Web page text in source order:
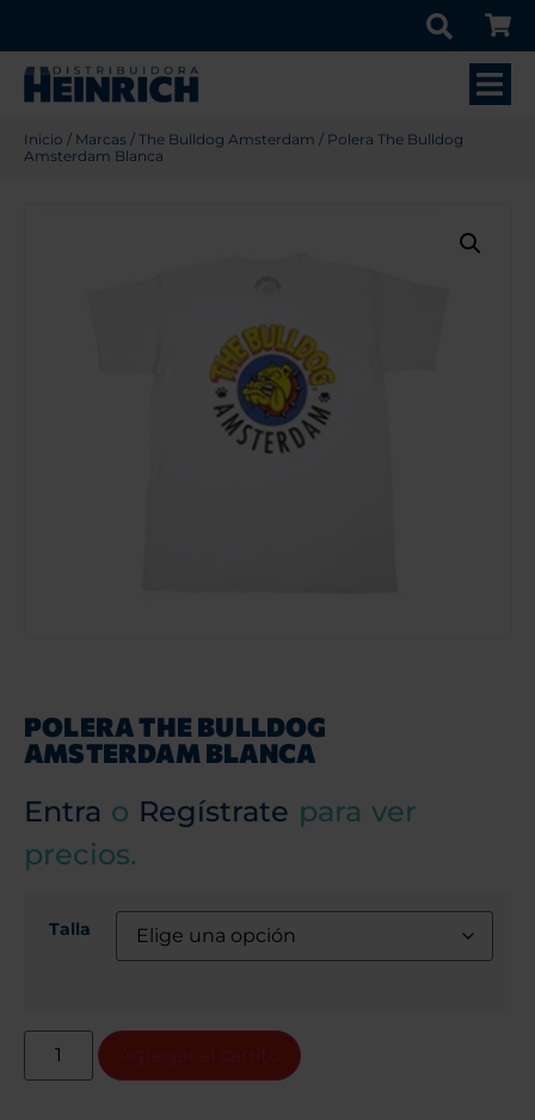
Inicio / Marcas / The Bulldog Amsterdam / Polera The Bulldog
Amsterdam Blanca
POLERA THE BULLDOG
AMSTERDAM BLANCA
Entra o Regístrate para ver
precios.
Talla